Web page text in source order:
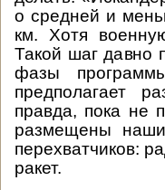
о средней и
км. Хотя
Такой шаг давно
фазы
предполагает
правда, пока не
размещены
перехватчиков:
ракет.